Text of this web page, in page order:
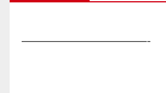
—————————————-